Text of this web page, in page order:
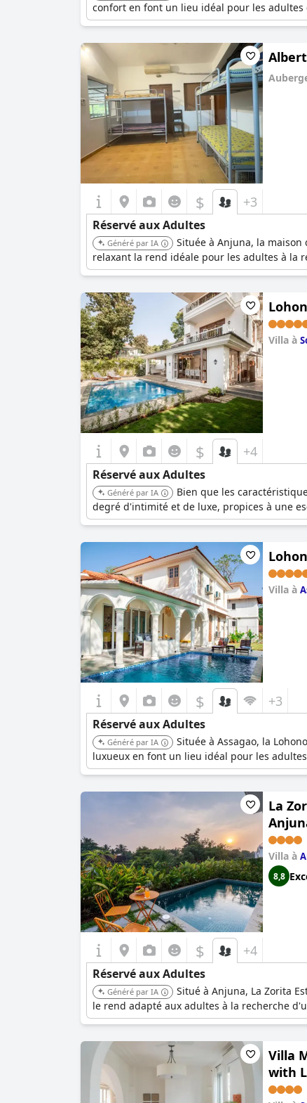
confort en font un lieu idéal pour les
$ +3
Réservé aux Adultes
Généré par IA
Située à Anjuna, la
relaxant la rend idéale pour les adultes à la
Villa à
$ +4
Réservé aux Adultes
Généré par IA
Bien que les
degré d'intimité et de luxe, propices à une
Villa à
$ +3
Réservé aux Adultes
Généré par IA
Située à Assagao, la
luxueux en font un lieu idéal pour les
La
Villa à
8,8
$ +4
Réservé aux Adultes
Généré par IA
Situé à Anjuna, La Zorita
le rend adapté aux adultes à la recherche
Villa
with